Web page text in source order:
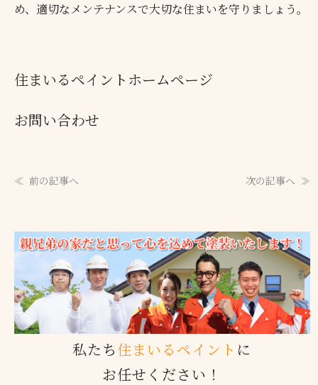
め、適切なメンテナンスで大切な住まいを守りましょう。
住まいるペイントホームページ
お問い合わせ
前の記事へ 次の記事へ
私たち住まいるペイント に
お任せください！